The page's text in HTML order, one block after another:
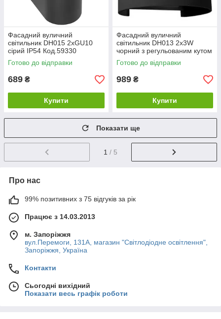
Фасадний вуличний
світильник DH015 2хGU10
сірий IP54 Код.59330
Готово до відправки
689 ₴
Купити
Фасадний вуличний
світильник DH013 2х3W
чорний з регульованим кутом
світіння IP54 Код.59332
Готово до відправки
989 ₴
Купити
Показати ще
1 / 5
Про нас
99% позитивних з 75 відгуків за рік
Працює з 14.03.2013
м. Запоріжжя
вул.Перемоги, 131А, магазин "Світлодіодне освітлення",
Запоріжжя, Україна
Контакти
Сьогодні вихідний
Показати весь графік роботи